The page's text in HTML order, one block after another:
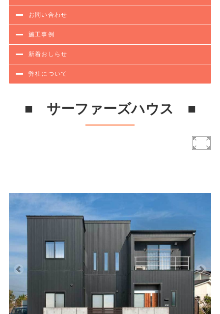
お問い合わせ
施工事例
新着おしらせ
弊社について
■ サーファーズハウス ■